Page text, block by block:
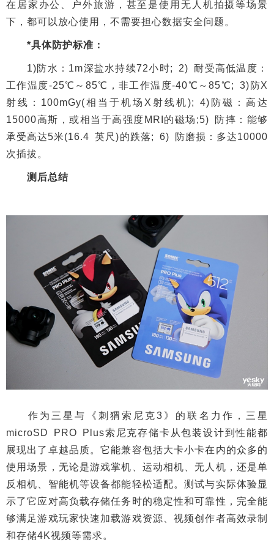
在居家办公、户外旅游，甚至是使用无人机拍摄等场景
下，都可以放心使用，不需要担心数据安全问题。
*具体防护标准：
1)防水：1m深盐水持续72小时; 2) 耐受高低温度：
工作温度-25℃～85℃，非工作温度-40℃～85℃; 3)防X
射线：100mGy(相当于机场X射线机); 4)防磁：高达
15000高斯，或相当于高强度MRI的磁场;5) 防摔：能够
承受高达5米(16.4 英尺)的跌落; 6) 防磨损：多达10000
次插拔。
测后总结
作为三星与《刺猬索尼克3》的联名力作，三星
microSD PRO Plus索尼克存储卡从包装设计到性能都
展现出了卓越品质。它能兼容包括大卡小卡在内的众多的
使用场景，无论是游戏掌机、运动相机、无人机，还是单
反相机、智能机等设备都能轻松适配。测试与实际体验显
示了它应对高负载存储任务时的稳定性和可靠性，完全能
够满足游戏玩家快速加载游戏资源、视频创作者高效录制
和存储4K视频等需求。